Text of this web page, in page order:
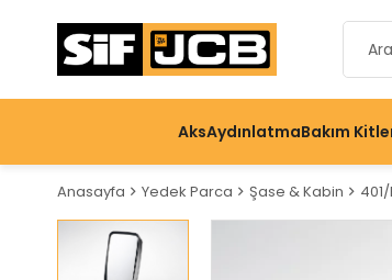
AksAydınlatmaBakım
Anasayfa Yedek Parca Şase & Kabin